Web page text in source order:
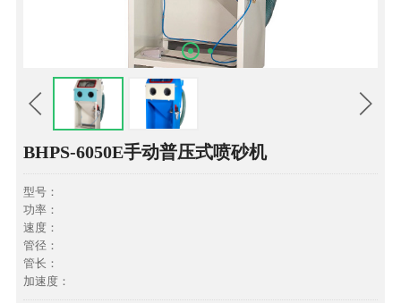
BHPS-6050E手动普压式喷砂机
型号：
功率：
速度：
管径：
管长：
加速度：